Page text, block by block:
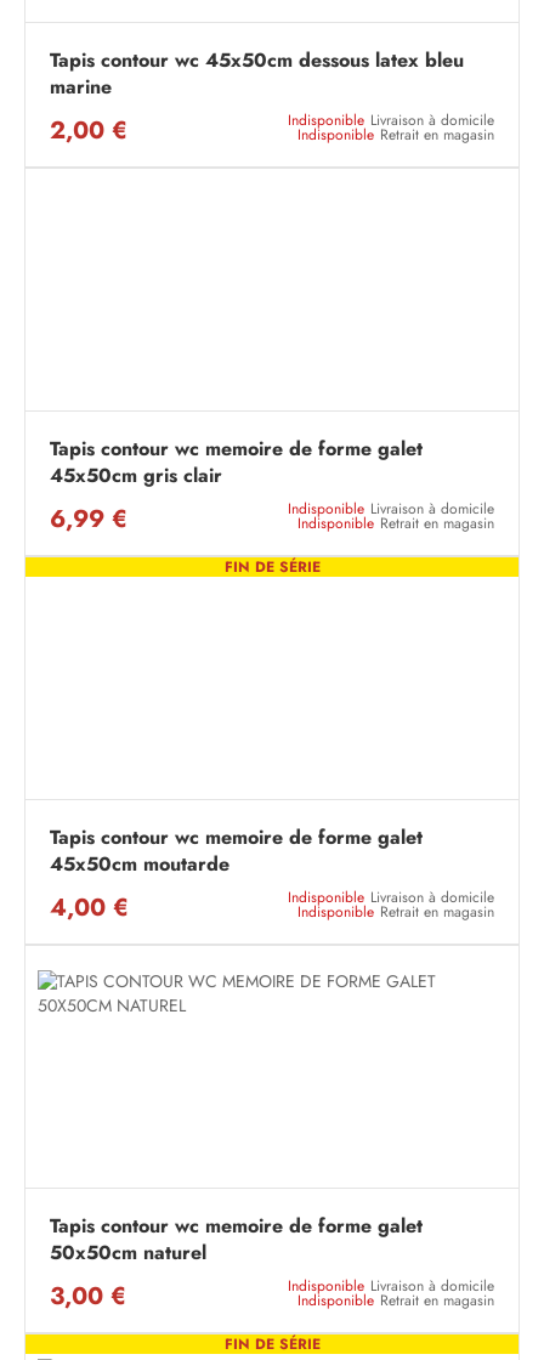
Tapis contour wc 45x50cm dessous latex bleu
marine
2,00 € Indisponible Livraison à domicile
Indisponible Retrait en magasin
Tapis contour wc memoire de forme galet
45x50cm gris clair
6,99 € Indisponible Livraison à domicile
Indisponible Retrait en magasin
FIN DE SÉRIE
Tapis contour wc memoire de forme galet
45x50cm moutarde
4,00 € Indisponible Livraison à domicile
Indisponible Retrait en magasin
Tapis contour wc memoire de forme galet
50x50cm naturel
3,00 € Indisponible Livraison à domicile
Indisponible Retrait en magasin
FIN DE SÉRIE